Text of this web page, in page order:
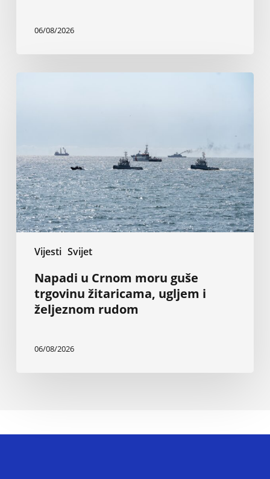
06/08/2026
Vijesti Svijet
žitaricama,
ugljem
i
željeznom
rudom
Napadi u Crnom moru guše
trgovinu žitaricama, ugljem i
željeznom rudom
06/08/2026